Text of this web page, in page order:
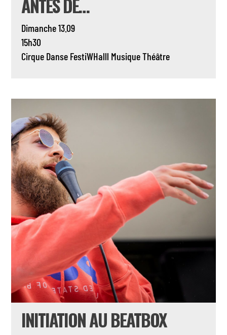
Dimanche 13.09
15h30
Cirque Danse FestiWHalll MusiqueThéâtre
INITIATION AU BEATBOX